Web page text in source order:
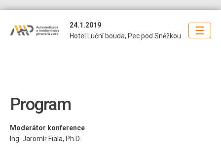
24.1.2019
Hotel Luční bouda, Pec pod Sněžkou
☰
Program
Moderátor konference
Ing. Jaromír Fiala, Ph.D.